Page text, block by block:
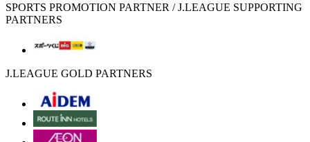
SPORTS PROMOTION PARTNER / J.LEAGUE SUPPORTING
PARTNERS
J.LEAGUE GOLD PARTNERS